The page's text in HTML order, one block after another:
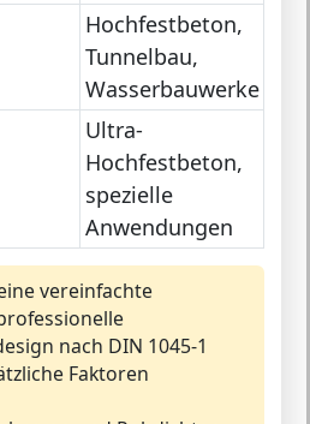
Hochfestbeton,
Tunnelbau,
Wasserbauwerke
Ultra-
Hochfestbeton,
spezielle
Anwendungen
vereinfachte
nach DIN 1045-1
Faktoren